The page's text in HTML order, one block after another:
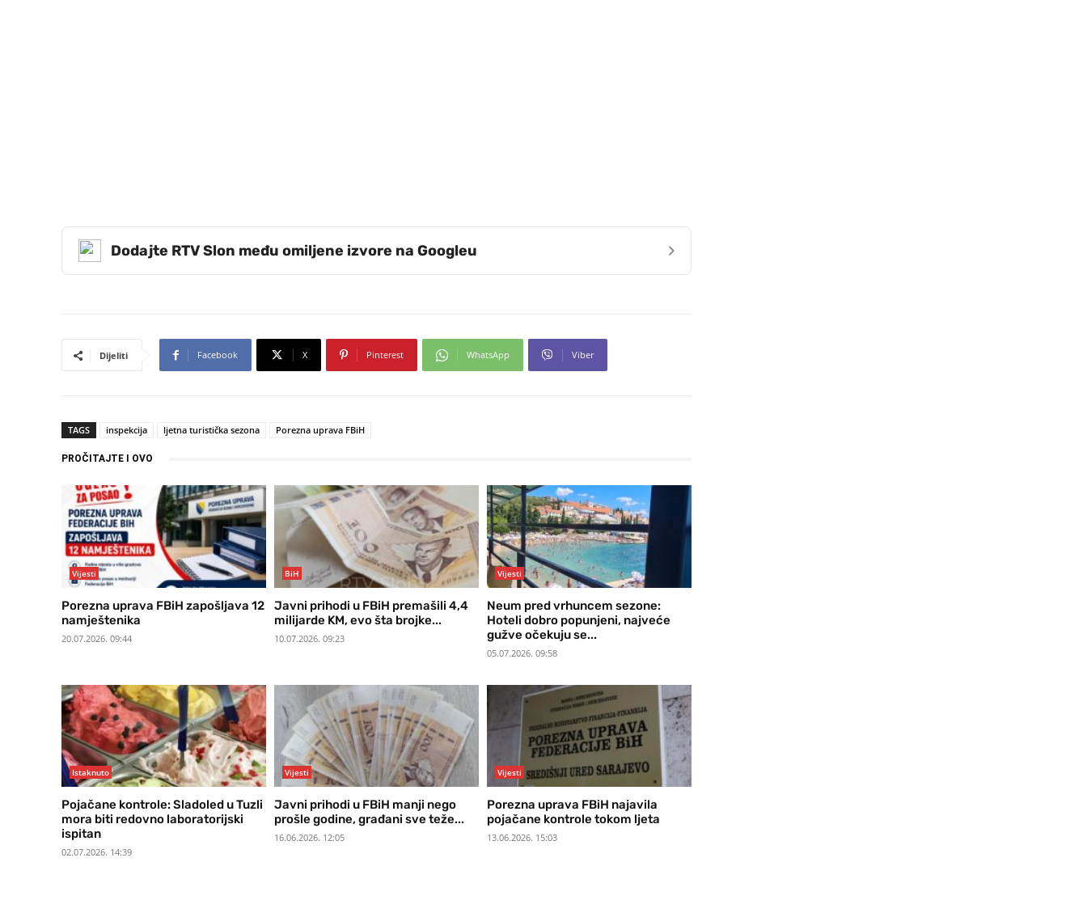
Dodajte RTV Slon među omiljene izvore na Googleu ›
Dijeliti Facebook X Pinterest WhatsApp Viber
TAGS inspekcija ljetna turistička sezona Porezna uprava FBiH
PROČITAJTE I OVO
Vijesti
Porezna uprava FBiH zapošljava 12
namještenika
20.07.2026. 09:44
BiH
Javni prihodi u FBiH premašili 4,4
milijarde KM, evo šta brojke...
10.07.2026. 09:23
Vijesti
Neum pred vrhuncem sezone:
Hoteli dobro popunjeni, najveće
gužve očekuju se...
05.07.2026. 09:58
Istaknuto
Pojačane kontrole: Sladoled u Tuzli
mora biti redovno laboratorijski
ispitan
02.07.2026. 14:39
Vijesti
Javni prihodi u FBiH manji nego
prošle godine, građani sve teže...
16.06.2026. 12:05
Vijesti
Porezna uprava FBiH najavila
pojačane kontrole tokom ljeta
13.06.2026. 15:03